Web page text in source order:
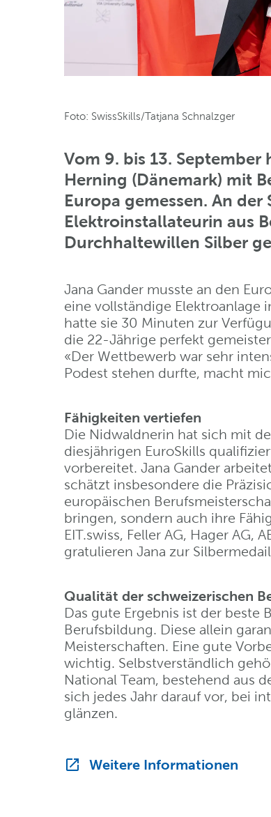
Foto: SwissSkills/Tatjana Schnalzger
Vom 9. bis 13. September
Herning (Dänemark) mit
Europa gemessen. An
Elektroinstallateurin aus
Durchhaltewillen Silber
Jana Gander musste an den
eine vollständige Elektroanlage
hatte sie 30 Minuten zur
die 22-Jährige perfekt
«Der Wettbewerb war sehr
Podest stehen durfte, macht
Fähigkeiten vertiefen
Die Nidwaldnerin hat sich mit
diesjährigen EuroSkills
vorbereitet. Jana Gander
schätzt insbesondere die
europäischen
bringen, sondern auch ihre
EIT.swiss, Feller AG, Hager AG,
gratulieren Jana zur
Qualität der schweizerischen
Das gute Ergebnis ist der beste
Berufsbildung. Diese allein
Meisterschaften. Eine gute
wichtig. Selbstverständlich
National Team, bestehend aus
sich jedes Jahr darauf vor, bei
glänzen.
Weitere Informationen